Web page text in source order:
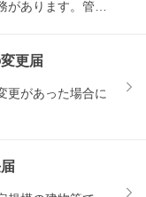
があります。管理
更届
更があった場合に